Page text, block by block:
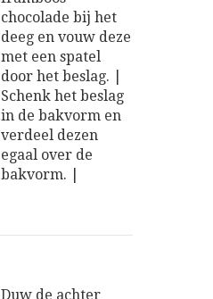
chocolade bij het
deeg en vouw deze
met een spatel
door het beslag. |
Schenk het beslag
in de bakvorm en
verdeel dezen
egaal over de
bakvorm. |
Duw de achter